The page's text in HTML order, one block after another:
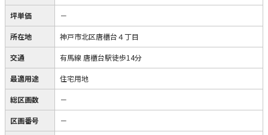
坪単価 －
所在地 神戸市北区唐櫃台４丁目
交通 有馬線 唐櫃台駅徒歩14分
最適用途 住宅用地
総区画数 －
区画番号 －